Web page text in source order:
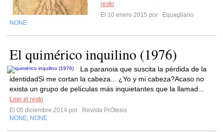
resto
El 10 enero 2015 por
Equagliano
NONE
El quimérico inquilino (1976)
La paranoia que suscita la pérdida de la
identidadSi me cortan la cabeza... ¿Yo y mi cabeza?Acaso no
exista un grupo de películas más inquietantes que la llamad...
Leer el resto
El 05 diciembre 2014 por
Revista PrÓtesis
NONE NONE